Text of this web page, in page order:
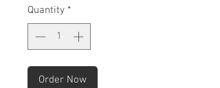
Quantity *
Order Now